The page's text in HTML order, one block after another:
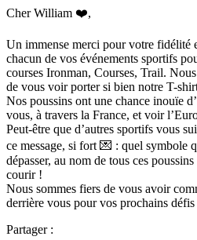
Cher William ❤️,
Un immense merci pour votre fidélité
chacun de vos événements sportifs
courses Ironman, Courses, Trail.
de vous voir porter si bien notre T-
Nos poussins ont une chance inouïe
vous, à travers la France, et voir
Peut-être que d’autres sportifs vous
ce message, si fort 💌 : quel symbole
dépasser, au nom de tous ces
courir !
Nous sommes fiers de vous avoir
derrière vous pour vos prochains
Partager :